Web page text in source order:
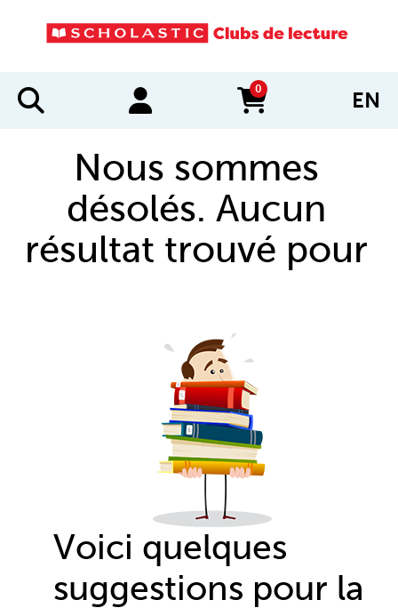
0
items in cart EN
Nous sommes
désolés. Aucun
résultat trouvé pour
Voici quelques
suggestions pour la